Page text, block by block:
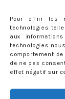
Pour offrir les
technologies
aux
technologies
comportement
de ne pas
effet négatif sur